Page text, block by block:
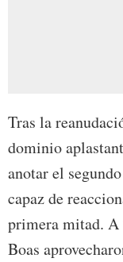
Tras la
dominio
anotar el
capaz de
primera mitad.
Boas